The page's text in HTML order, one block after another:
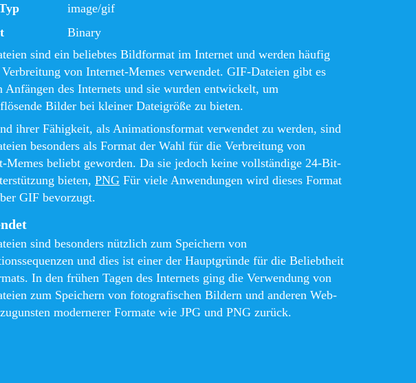
image/gif
Binary
sind ein beliebtes Bildformat im Internet und werden häufig
von Internet-Memes verwendet. GIF-Dateien gibt es
Anfängen des Internets und sie wurden entwickelt, um
Bilder bei kleiner Dateigröße zu bieten.
ihrer Fähigkeit, als Animationsformat verwendet zu werden, sind
besonders als Format der Wahl für die Verbreitung von
Memes beliebt geworden. Da sie jedoch keine vollständige 24-Bit-
bieten, PNG Für viele Anwendungen wird dieses Format
GIF bevorzugt.
sind besonders nützlich zum Speichern von
und dies ist einer der Hauptgründe für die Beliebtheit
In den frühen Tagen des Internets ging die Verwendung von
zum Speichern von fotografischen Bildern und anderen Web-
modernerer Formate wie JPG und PNG zurück.